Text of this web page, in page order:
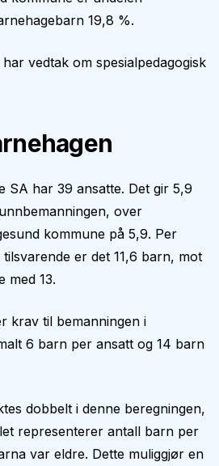
19,8 %.
vedtak om spesialpedagogisk
SA har 39 ansatte. Det gir 5,9
over
kommune på 5,9. Per
er det 11,6 barn, mot
med 13.
krav til bemanningen i
6 barn per ansatt og 14 barn
dobbelt i denne beregningen,
representerer antall barn per
var eldre. Dette muliggjør en